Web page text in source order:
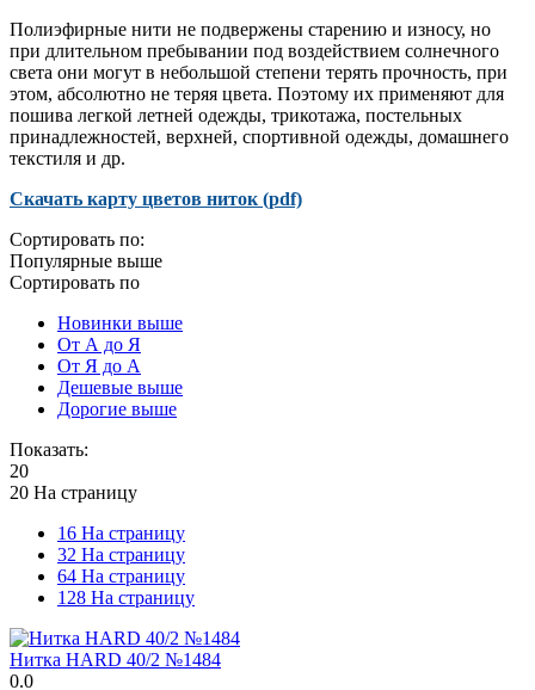
Полиэфирные нити не подвержены старению и износу, но
при длительном пребывании под воздействием солнечного
света они могут в небольшой степени терять прочность, при
этом, абсолютно не теряя цвета. Поэтому их применяют для
пошива легкой летней одежды, трикотажа, постельных
принадлежностей, верхней, спортивной одежды, домашнего
текстиля и др.
Скачать карту цветов ниток (pdf)
Сортировать по:
Популярные выше
Сортировать по
Новинки выше
От А до Я
От Я до А
Дешевые выше
Дорогие выше
Показать:
20
20 На страницу
16 На страницу
32 На страницу
64 На страницу
128 На страницу
Нитка HARD 40/2 №1484
0.0